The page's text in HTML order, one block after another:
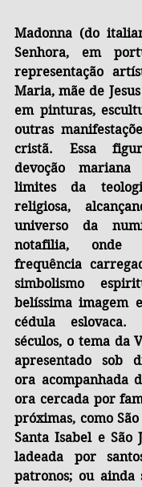
Madonna (do
Senhora, em
representação
Maria, mãe de
em pinturas,
outras
cristã. Essa
devoção mariana
limites da
religiosa,
universo da
notafilia, onde
frequência
simbolismo
belíssima imagem
cédula
séculos, o tema da
apresentado sob
ora acompanhada
ora cercada por
próximas, como São
Santa Isabel e São
ladeada por
patronos; ou ainda